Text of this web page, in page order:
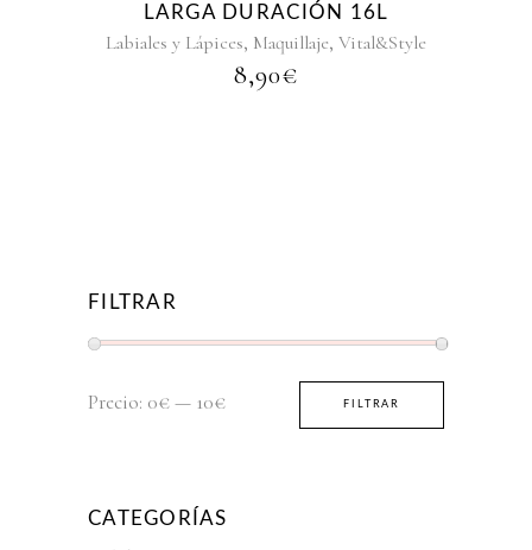
LARGA DURACIÓN 16L
Labiales y Lápices, Maquillaje, Vital&Style
8,90€
FILTRAR
Precio
Precio
FILTRAR
Precio: 0€— 10€
CATEGORÍAS